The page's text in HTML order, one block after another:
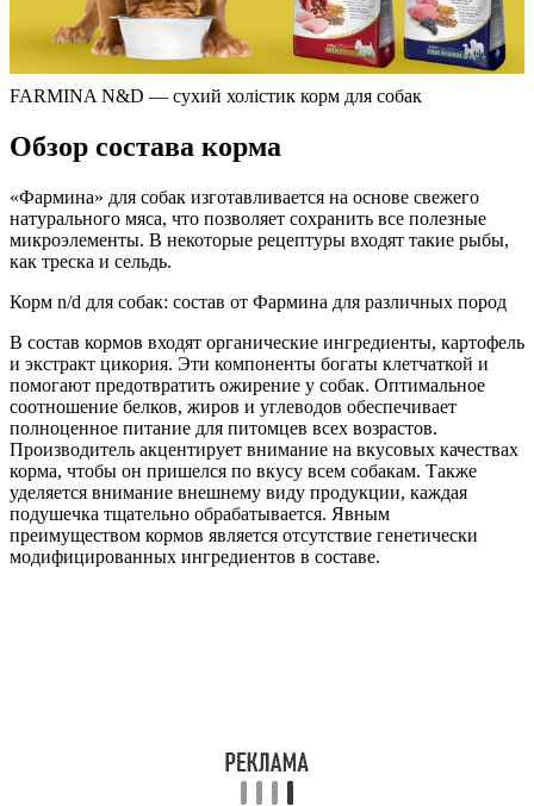
FARMINA N&D — сухий холістик корм для собак
Обзор состава корма
«Фармина» для собак изготавливается на основе свежего
натурального мяса, что позволяет сохранить все полезные
микроэлементы. В некоторые рецептуры входят такие рыбы,
как треска и сельдь.
Корм n/d для собак: состав от Фармина для различных пород
В состав кормов входят органические ингредиенты, картофель
и экстракт цикория. Эти компоненты богаты клетчаткой и
помогают предотвратить ожирение у собак. Оптимальное
соотношение белков, жиров и углеводов обеспечивает
полноценное питание для питомцев всех возрастов.
Производитель акцентирует внимание на вкусовых качествах
корма, чтобы он пришелся по вкусу всем собакам. Также
уделяется внимание внешнему виду продукции, каждая
подушечка тщательно обрабатывается. Явным
преимуществом кормов является отсутствие генетически
модифицированных ингредиентов в составе.